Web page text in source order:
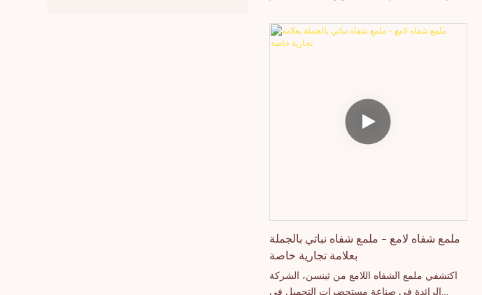
تجارية خاصة بكميات طلب منخفضة، مع طباعة
الشعارات، وإمكانية التخصيص الكامل لعلامتك
ملمع شفاه لامع - ملمع شفاه نباتي بالجملة
بعلامة تجارية خاصة
اكتشفي ملمع الشفاه اللامع من ثينسن، الشركة
الرائدة في صناعة مستحضرات التجميل في